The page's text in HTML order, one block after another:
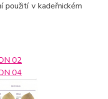
v kadeřnickém